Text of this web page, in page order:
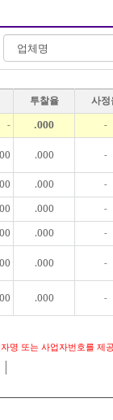
투찰율 사정
- .000 -
.000 -
.000 -
.000 -
.000 -
.000 -
.000 -
명 또는 사업자번호를 제
|